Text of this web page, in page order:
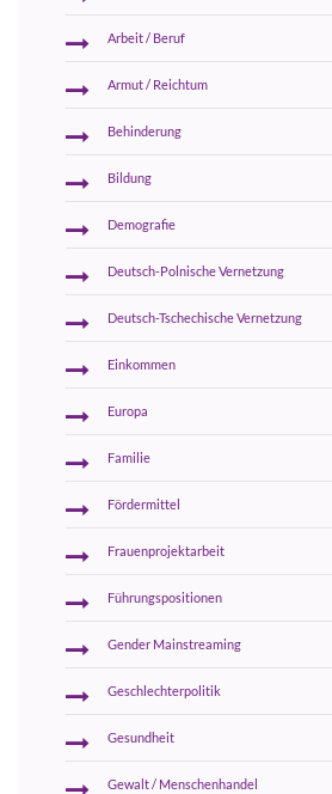
Arbeit / Beruf
Armut / Reichtum
Behinderung
Bildung
Demografie
Deutsch-Polnische Vernetzung
Deutsch-Tschechische Vernetzung
Einkommen
Europa
Familie
Fördermittel
Frauenprojektarbeit
Führungspositionen
Gender Mainstreaming
Geschlechterpolitik
Gesundheit
Gewalt / Menschenhandel